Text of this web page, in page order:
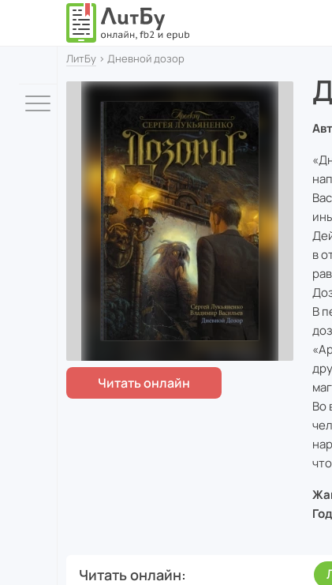
ЛитБу › Дневной дозор
в
В
Во
Читать онлайн